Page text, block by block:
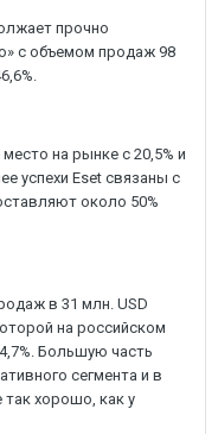
прочно
с объемом продаж 98
на рынке с 20,5% и
успехи Eset связаны с
около 50%
в 31 млн. USD
на российском
Большую часть
сегмента и в
так хорошо, как у